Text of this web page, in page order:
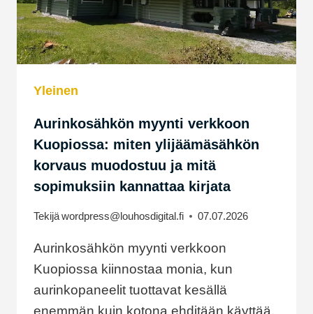
Yleinen
Aurinkosähkön myynti verkkoon
Kuopiossa: miten ylijäämäsähkön
korvaus muodostuu ja mitä
sopimuksiin kannattaa kirjata
Tekijäwordpress@louhosdigital.fi 07.07.2026
Aurinkosähkön myynti verkkoon
Kuopiossa kiinnostaa monia, kun
aurinkopaneelit tuottavat kesällä
enemmän kuin kotona ehditään käyttää.